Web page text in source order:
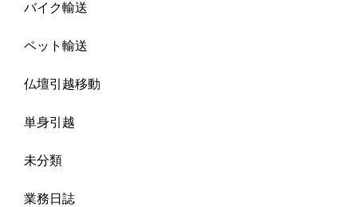
バイク輸送
ペット輸送
仏壇引越移動
単身引越
未分類
業務日誌